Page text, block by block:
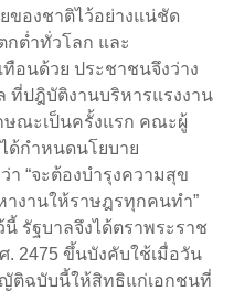
ของชาติไว้อย่างแน่ชัด
กต่ำทั่วโลก และ
ทือนด้วย ประชาชนจึงว่าง
ที่ปฎิบัติงานบริหารแรงงาน
ษณะเป็นครั้งแรก คณะผู้
ด้กำหนดนโยบาย
า “จะต้องบำรุงความสุข
างานให้ราษฎรทุกคนทำ”
รัฐบาลจึงได้ตราพระราช
2475 ขึ้นบังคับใช้เมื่อวัน
ติฉบับนี้ให้สิทธิแก่เอกชนที่